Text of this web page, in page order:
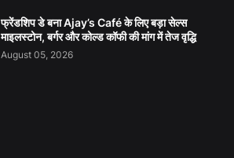
फ्रेंडशिप डे बना Ajay’s Café के लिए बड़ा सेल्स
माइलस्टोन, बर्गर और कोल्ड कॉफी की मांग में तेज वृद्धि
August 05, 2026